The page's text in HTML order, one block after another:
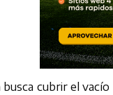
cubrir el vacío